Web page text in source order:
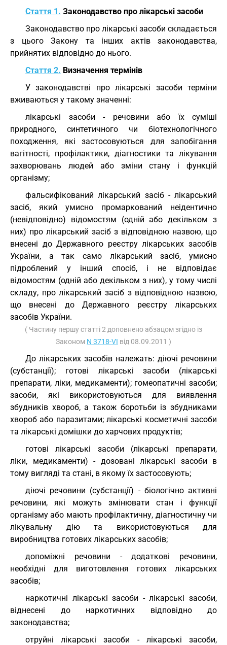
Стаття 1. Законодавство про лікарські засоби
Законодавство про лікарські засоби складається
з цього Закону та інших актів законодавства,
прийнятих відповідно до нього.
Стаття 2. Визначення термінів
У законодавстві про лікарські засоби терміни
вживаються у такому значенні:
лікарські засоби - речовини або їх суміші
природного, синтетичного чи біотехнологічного
походження, які застосовуються для запобігання
вагітності, профілактики, діагностики та лікування
захворювань людей або зміни стану і функцій
організму;
фальсифікований лікарський засіб - лікарський
засіб, який умисно промаркований неідентично
(невідповідно) відомостям (одній або декільком з
них) про лікарський засіб з відповідною назвою, що
внесені до Державного реєстру лікарських засобів
України, а так само лікарський засіб, умисно
підроблений у інший спосіб, і не відповідає
відомостям (одній або декільком з них), у тому числі
складу, про лікарський засіб з відповідною назвою,
що внесені до Державного реєстру лікарських
засобів України.
( Частину першу статті 2 доповнено абзацом згідно із
Законом N 3718-VI від 08.09.2011 )
До лікарських засобів належать: діючі речовини
(субстанції); готові лікарські засоби (лікарські
препарати, ліки, медикаменти); гомеопатичні засоби;
засоби, які використовуються для виявлення
збудників хвороб, а також боротьби із збудниками
хвороб або паразитами; лікарські косметичні засоби
та лікарські домішки до харчових продуктів;
готові лікарські засоби (лікарські препарати,
ліки, медикаменти) - дозовані лікарські засоби в
тому вигляді та стані, в якому їх застосовують;
діючі речовини (субстанції) - біологічно активні
речовини, які можуть змінювати стан і функції
організму або мають профілактичну, діагностичну чи
лікувальну дію та використовуються для
виробництва готових лікарських засобів;
допоміжні речовини - додаткові речовини,
необхідні для виготовлення готових лікарських
засобів;
наркотичні лікарські засоби - лікарські засоби,
віднесені до наркотичних відповідно до
законодавства;
отруйні лікарські засоби - лікарські засоби,